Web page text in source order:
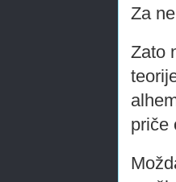
Za
Zato
priče